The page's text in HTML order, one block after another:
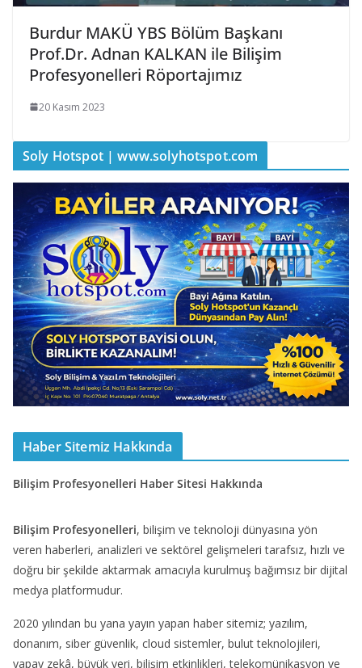
Burdur MAKÜ YBS Bölüm Başkanı
Prof.Dr. Adnan KALKAN ile Bilişim
Profesyonelleri Röportajımız
20 Kasım 2023
Soly Hotspot | www.solyhotspot.com
Haber Sitemiz Hakkında
Bilişim Profesyonelleri Haber Sitesi Hakkında
Bilişim Profesyonelleri, bilişim ve teknoloji dünyasına yön
veren haberleri, analizleri ve sektörel gelişmeleri tarafsız, hızlı ve
doğru bir şekilde aktarmak amacıyla kurulmuş bağımsız bir dijital
medya platformudur.
2020 yılından bu yana yayın yapan haber sitemiz; yazılım,
donanım, siber güvenlik, cloud sistemler, bulut teknolojileri,
yapay zekâ, büyük veri, bilişim etkinlikleri, telekomünikasyon ve